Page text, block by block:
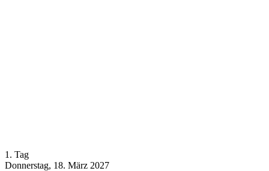
1. Tag
Donnerstag, 18. März 2027